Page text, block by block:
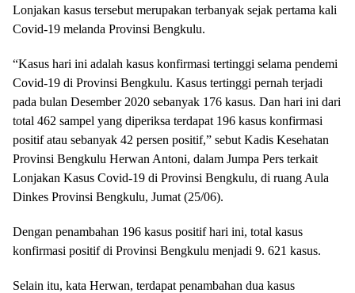
Lonjakan kasus tersebut merupakan terbanyak sejak pertama kali
Covid-19 melanda Provinsi Bengkulu.
“Kasus hari ini adalah kasus konfirmasi tertinggi selama pendemi
Covid-19 di Provinsi Bengkulu. Kasus tertinggi pernah terjadi
pada bulan Desember 2020 sebanyak 176 kasus. Dan hari ini dari
total 462 sampel yang diperiksa terdapat 196 kasus konfirmasi
positif atau sebanyak 42 persen positif,” sebut Kadis Kesehatan
Provinsi Bengkulu Herwan Antoni, dalam Jumpa Pers terkait
Lonjakan Kasus Covid-19 di Provinsi Bengkulu, di ruang Aula
Dinkes Provinsi Bengkulu, Jumat (25/06).
Dengan penambahan 196 kasus positif hari ini, total kasus
konfirmasi positif di Provinsi Bengkulu menjadi 9. 621 kasus.
Selain itu, kata Herwan, terdapat penambahan dua kasus